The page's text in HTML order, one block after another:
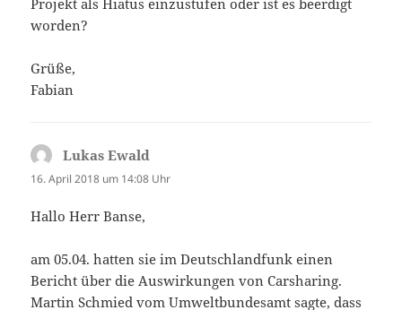
Projekt als Hiatus einzustufen oder ist es beerdigt
worden?
Grüße,
Fabian
Lukas Ewald
16. April 2018 um 14:08 Uhr
Hallo Herr Banse,
am 05.04. hatten sie im Deutschlandfunk einen
Bericht über die Auswirkungen von Carsharing.
Martin Schmied vom Umweltbundesamt sagte, dass